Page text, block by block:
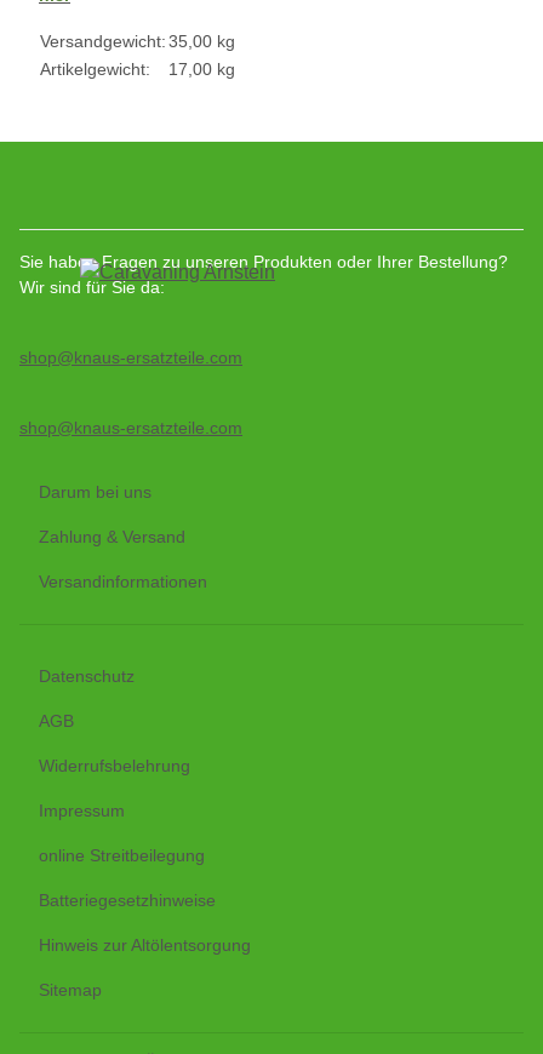
Versandgewicht:35,00 kg
Artikelgewicht:
17,00 kg
Sie haben Fragen zu unseren Produkten oder Ihrer Bestellung?
Wir sind für Sie da:
shop@knaus-ersatzteile.com
shop@knaus-ersatzteile.com
Darum bei uns
Zahlung & Versand
Versandinformationen
Datenschutz
AGB
Widerrufsbelehrung
Impressum
online Streitbeilegung
Batteriegesetzhinweise
Hinweis zur Altölentsorgung
Sitemap